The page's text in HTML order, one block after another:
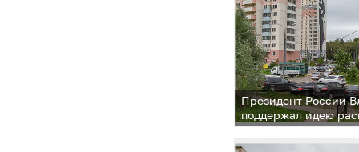
Президент России
поддержал идею
одинцовского
микрорайонов